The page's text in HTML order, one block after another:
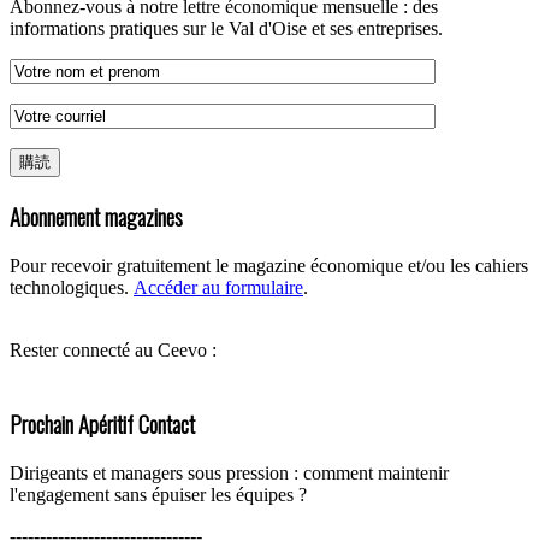
Abonnez-vous à notre lettre économique mensuelle : des
informations pratiques sur le Val d'Oise et ses entreprises.
Abonnement magazines
Pour recevoir gratuitement le magazine économique et/ou les cahiers
technologiques. Accéder au formulaire.
Rester connecté au Ceevo :
Prochain Apéritif Contact
Dirigeants et managers sous pression : comment maintenir
l'engagement sans épuiser les équipes ?
--------------------------------